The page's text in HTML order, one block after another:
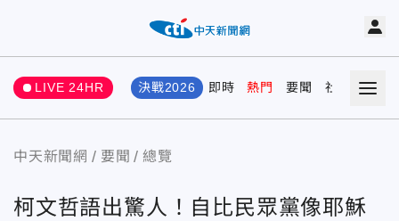
LIVE 24HR 決戰2026 即時 熱門 要聞 社會 娛樂
中天新聞網 要聞 總覽
柯文哲語出驚人！自比民眾黨像耶穌